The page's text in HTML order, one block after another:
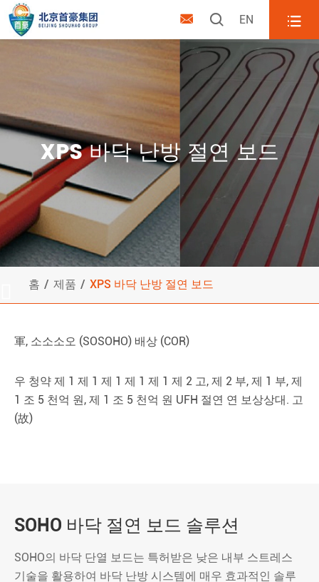
  EN 
XPS 바닥 난방 절연 보드
홈 제품 XPS 바닥 난방 절연 보드
軍, 소소소오 (SOSOHO) 배상 (COR)
우 청약 제 1 제 1 제 1 제 1 제 1 제 2 고, 제 2 부, 제 1 부, 제
1 조 5 천억 원, 제 1 조 5 천억 원 UFH 절연 연 보상상대. 고
(故)
SOHO 바닥 절연 보드 솔루션
SOHO의 바닥 단열 보드는 특허받은 낮은 내부 스트레스
기술을 활용하여 바닥 난방 시스템에 매우 효과적인 솔루